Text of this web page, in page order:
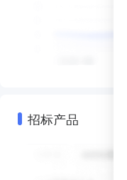
招标产品